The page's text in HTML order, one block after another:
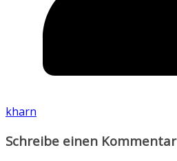
kharn
Schreibe einen Kommentar